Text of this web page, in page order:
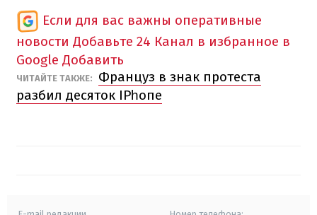
Если для вас важны оперативные
новости Добавьте 24 Канал в избранное в
Google Добавить
ЧИТАЙТЕ ТАКЖЕ:
Француз в знак протеста
разбил десяток ІРһопе